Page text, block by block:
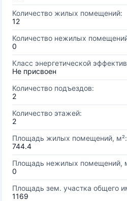
Количество жилых помещений:
12
Количество нежилых
0
Класс энергетической
Не присвоен
Количество подъездов:
2
Количество этажей:
2
Площадь жилых помещений, м²:
744.4
Площадь нежилых помещений,
0
Площадь зем. участка общего
1169